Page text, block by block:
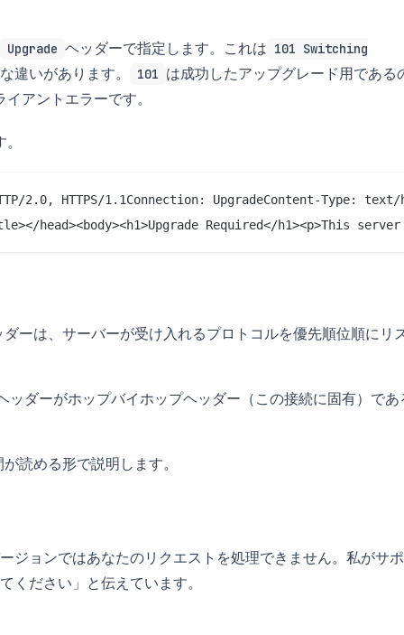
Upgrade ヘッダーで指定します。これは 101 Switching
違いがあります。 101 は成功したアップグレード用である
アントエラーです。
2.0, HTTPS/1.1Connection: UpgradeContent-Type: text/
ーは、サーバーが受け入れるプロトコルを優先順位順にリ
ッダーがホップバイホップヘッダー（この接続に固有）であ
読める形で説明します。
ジョンではあなたのリクエストを処理できません。私がサ
ください」と伝えています。